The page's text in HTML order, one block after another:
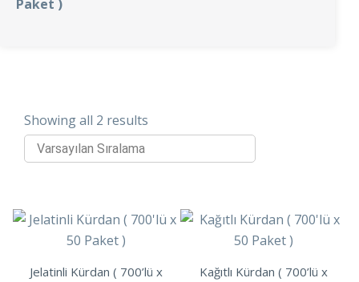
Showing all 2 results
Jelatinli Kürdan ( 700’lü x
Kağıtlı Kürdan ( 700’lü x